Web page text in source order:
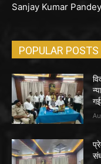
Sanjay Kumar Pandey
POPULAR POSTS